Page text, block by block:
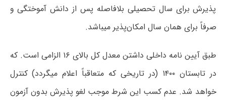
پذیرش برای سال تحصیلی بلافاصله پس از دانش ­آموختگی و
صرفاً برای همان سال امکان­‌پذیر می­باشد.
طبق آیین ­نامه داخلی داشتن معدل کل بالای ۱۶ الزامی است. که
در تابستان ۱۴۰۰ (در تاریخی که متعاقباً اعلام می­گردد) کنترل
خواهد شد. عدم کسب این شرط موجب لغو پذیرش بدون آزمون